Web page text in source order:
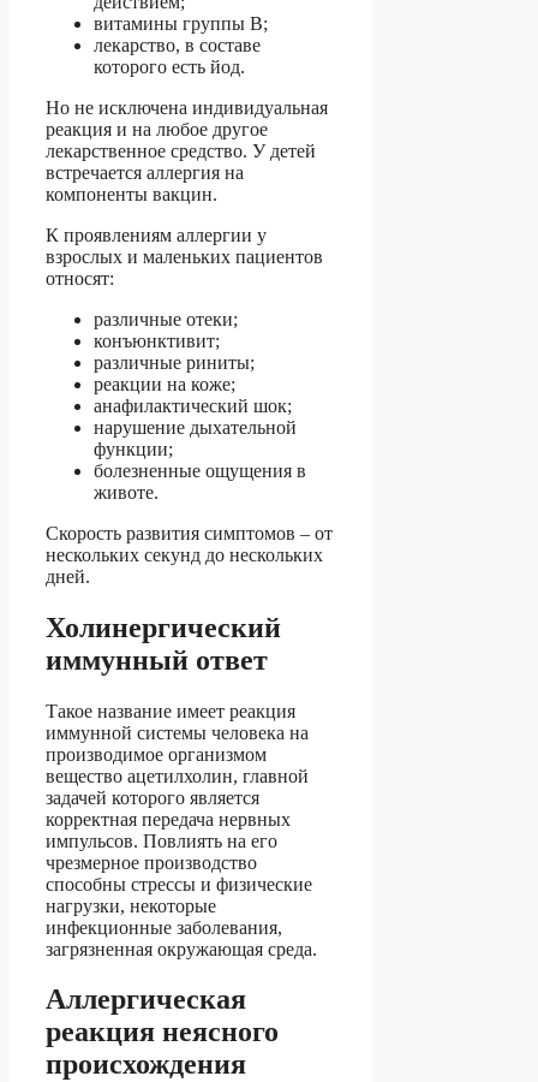
витамины группы В;
лекарство, в составе
которого есть йод.
Но не исключена индивидуальная
реакция и на любое другое
лекарственное средство. У детей
встречается аллергия на
компоненты вакцин.
К проявлениям аллергии у
взрослых и маленьких пациентов
относят:
различные отеки;
конъюнктивит;
различные риниты;
реакции на коже;
анафилактический шок;
нарушение дыхательной
функции;
болезненные ощущения в
животе.
Скорость развития симптомов – от
нескольких секунд до нескольких
дней.
Холинергический
иммунный ответ
Такое название имеет реакция
иммунной системы человека на
производимое организмом
вещество ацетилхолин, главной
задачей которого является
корректная передача нервных
импульсов. Повлиять на его
чрезмерное производство
способны стрессы и физические
нагрузки, некоторые
инфекционные заболевания,
загрязненная окружающая среда.
Аллергическая
реакция неясного
происхождения